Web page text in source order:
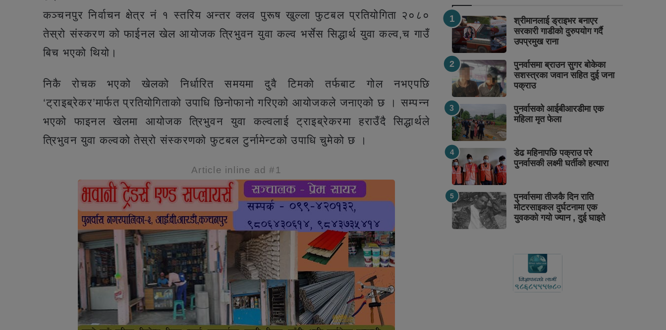
कञ्चनपुर निर्वाचन क्षेत्र नं १ स्तरिय अन्तर क्लव पुरूष खुल्ला फुटबल प्रतियोगिता २०८०
तेस्रो संस्करण को फाईनल खेल आयोजक त्रिभुवन युवा कल्व भर्सेस सिद्धार्थ युवा कल्व,च गाउँ
बिच भएको थियो।
निकै रोचक भएको खेलको निर्धारित समयमा दुवै टिमको तर्फबाट गोल नभएपछि
‘ट्राइब्रेकर’मार्फत प्रतियोगिताको उपाधि छिनोफानो गरिएको आयोजकले जनाएको छ । सम्पन्न
भएको फाइनल खेलमा आयोजक त्रिभुवन युवा कल्वलाई ट्राइब्रेकरमा हराउँदै सिद्धार्थले
त्रिभुवन युवा कल्वको तेस्रो संस्करणको फुटबल टुर्नामेन्टको उपाधि चुमेको छ ।
Article inline ad #1
श्रीमानलाई ड्राइभर बनाएर
सरकारी गाडीको दुरुपयोग गर्दै
उपप्रमुख राना
पुनर्वासमा ब्राउन सुगर बोकेका
सशस्त्रका जवान सहित दुई जना
पक्राउ
पुनर्वासको आईबीआरडीमा एक
महिला मृत फेला
डेढ महिनापछि पक्राउ परे
पुनर्वासकी लक्ष्मी घर्तीको हत्यारा
पुनर्वासमा तीजकै दिन राति
मोटरसाइकल दुर्घटनामा एक
युवकको गयो ज्यान , दुई घाइते